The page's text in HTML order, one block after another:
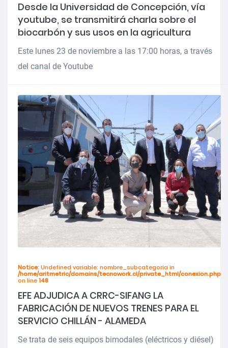
Desde la Universidad de Concepción, vía
youtube, se transmitirá charla sobre el
biocarbón y sus usos en la agricultura
Este lunes 23 de noviembre a las 17:00 horas, a través
del canal de Youtube
Notice: Undefined variable: nombre_subcategoria in
/home/aritmetric/domains/tecnowork.cl/private_html/conexion.php
on line148
EFE ADJUDICA A CRRC-SIFANG LA
FABRICACIÓN DE NUEVOS TRENES PARA EL
SERVICIO CHILLÁN - ALAMEDA
Se trata de seis equipos bimodales (eléctricos y diésel)